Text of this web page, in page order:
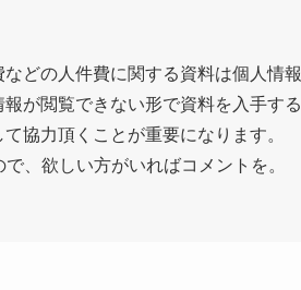
どの人件費に関する資料は個人情報
が閲覧できない形で資料を入手する
協力頂くことが重要になります。
、欲しい方がいればコメントを。